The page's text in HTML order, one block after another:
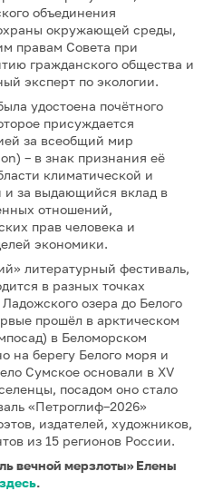
объединения
окружающей среды,
правам Совета при
гражданского общества и
эксперт по экологии.
удостоена почётного
присуждается
за всеобщий мир
– в знак признания её
климатической и
и за выдающийся вклад в
отношений,
прав человека и
экономики.
литературный фестиваль,
в разных точках
озера до Белого
прошёл в арктическом
в Беломорском
на берегу Белого моря и
Сумское основали в XV
посадом оно стало
«Петроглиф–2026»
издателей, художников,
из 15 регионов России.
вечной мерзлоты» Елены
.